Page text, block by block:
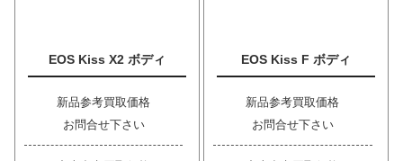
EOS Kiss X2 ボディ
新品参考買取価格
お問合せ下さい
EOS Kiss F ボディ
新品参考買取価格
お問合せ下さい